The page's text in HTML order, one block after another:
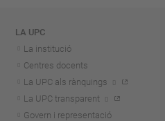
LA UPC
La institució
Centres docents
La UPC als rànquings
La UPC transparent
Govern i representació